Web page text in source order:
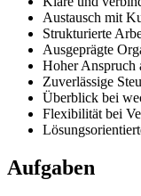
Austausch mit
Strukturierte
Ausgeprägte
Hoher Anspruch
Zuverlässige
Überblick bei
Flexibilität bei
Aufgaben